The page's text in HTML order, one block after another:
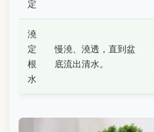
定
澆
定
根
水
慢澆、澆透，直到盆
底流出清水。